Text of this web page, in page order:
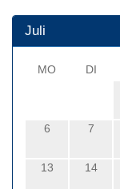
Juli
MO DI
6 7
13 14